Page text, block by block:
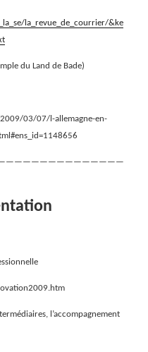
la_revue_de_courrier/&ke
du Land de Bade)
03/07/l-allemagne-en-
l’accompagnement